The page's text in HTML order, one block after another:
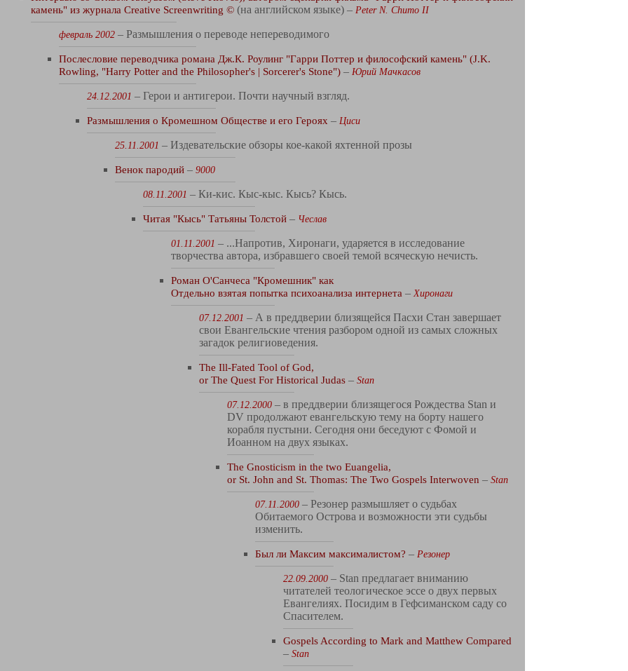
камень" из журнала Creative Screenwriting © (на английском языке) – Peter N. Chumo II
февраль 2002 – Размышления о переводе непереводимого
Послесловие переводчика романа Дж.К. Роулинг "Гарри Поттер и философский камень" (J.K.
Rowling, "Harry Potter and the Philosopher's | Sorcerer's Stone") – Юрий Мачкасов
24.12.2001 – Герои и антигерои. Почти научный взгляд.
Размышления о Кромешном Обществе и его Героях – Циси
25.11.2001 – Издевательские обзоры кое-какой яхтенной прозы
Венок пародий – 9000
08.11.2001 – Ки-кис. Кыс-кыс. Кысь? Кысь.
Читая "Кысь" Татьяны Толстой – Чеслав
01.11.2001 – ...Напротив, Хиронаги, ударяется в исследование
творчества автора, избравшего своей темой всяческую нечисть.
Роман О'Санчеса "Кромешник" как
Oтдельно взятая попытка психоанализа интернета – Хиронаги
07.12.2001 – А в преддверии близящейся Пасхи Стан завершает
свои Евангельские чтения разбором одной из самых сложных
загадок религиоведения.
The Ill-Fated Tool of God,
or The Quest For Historical Judas – Stan
07.12.2000 – в преддверии близящегося Рождества Stan и
DV продолжают евангельскую тему на борту нашего
корабля пустыни. Сегодня они беседуют с Фомой и
Иоанном на двух языках.
The Gnosticism in the two Euangelia,
or St. John and St. Thomas: The Two Gospels Interwoven – Stan
07.11.2000 – Резонер размышляет о судьбах
Обитаемого Острова и возможности эти судьбы
изменить.
Был ли Максим максималистом? – Резонер
22.09.2000 – Stan предлагает вниманию
читателей теологическое эссе о двух первых
Евангелиях. Посидим в Гефсиманском саду со
Спасителем.
Gospels According to Mark and Matthew Compared
– Stan